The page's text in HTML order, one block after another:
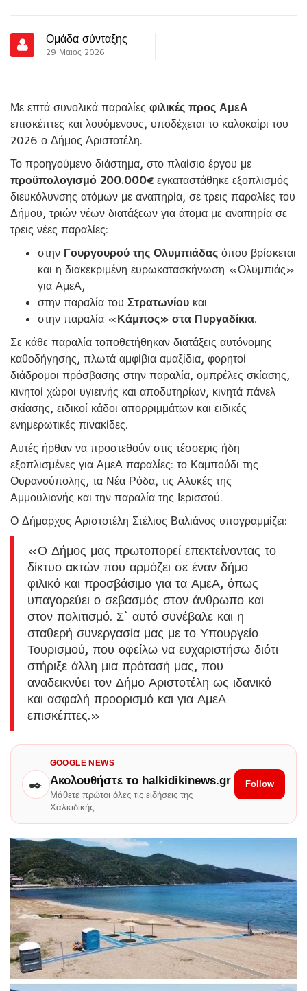
Ομάδα σύνταξης
29 Μαϊος 2026
Με επτά συνολικά παραλίες φιλικές προς ΑμεΑ
επισκέπτες και λουόμενους, υποδέχεται το καλοκαίρι του
2026 ο Δήμος Αριστοτέλη.
Το προηγούμενο διάστημα, στο πλαίσιο έργου με
προϋπολογισμό 200.000€ εγκαταστάθηκε εξοπλισμός
διευκόλυνσης ατόμων με αναπηρία, σε τρεις παραλίες του
Δήμου, τριών νέων διατάξεων για άτομα με αναπηρία σε
τρεις νέες παραλίες:
στην Γουργουρού της Ολυμπιάδας όπου βρίσκεται
και η διακεκριμένη ευρωκατασκήνωση «Ολυμπιάς»
για ΑμεΑ,
στην παραλία του Στρατωνίου και
στην παραλία «Κάμπος» στα Πυργαδίκια.
Σε κάθε παραλία τοποθετήθηκαν διατάξεις αυτόνομης
καθοδήγησης, πλωτά αμφίβια αμαξίδια, φορητοί
διάδρομοι πρόσβασης στην παραλία, ομπρέλες σκίασης,
κινητοί χώροι υγιεινής και αποδυτηρίων, κινητά πάνελ
σκίασης, ειδικοί κάδοι απορριμμάτων και ειδικές
ενημερωτικές πινακίδες.
Αυτές ήρθαν να προστεθούν στις τέσσερις ήδη
εξοπλισμένες για ΑμεΑ παραλίες: το Καμπούδι της
Ουρανούπολης, τα Νέα Ρόδα, τις Αλυκές της
Αμμουλιανής και την παραλία της Ιερισσού.
Ο Δήμαρχος Αριστοτέλη Στέλιος Βαλιάνος υπογραμμίζει:
«Ο Δήμος μας πρωτοπορεί επεκτείνοντας το
δίκτυο ακτών που αρμόζει σε έναν δήμο
φιλικό και προσβάσιμο για τα ΑμεΑ, όπως
υπαγορεύει ο σεβασμός στον άνθρωπο και
στον πολιτισμό. Σ` αυτό συνέβαλε και η
σταθερή συνεργασία μας με το Υπουργείο
Τουρισμού, που οφείλω να ευχαριστήσω διότι
στήριξε άλλη μια πρότασή μας, που
αναδεικνύει τον Δήμο Αριστοτέλη ως ιδανικό
και ασφαλή προορισμό και για ΑμεΑ
επισκέπτες.»
✒️
GOOGLE NEWS
Ακολουθήστε το halkidikinews.gr
Μάθετε πρώτοι όλες τις ειδήσεις της
Χαλκιδικής.
Follow